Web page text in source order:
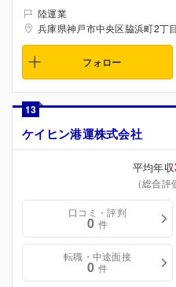
陸運業
兵庫県神戸市中央区脇浜町2丁
フォロー
13
ケイヒン港運株式会社
平均年収
（総合
口コミ・評判
0 件
転職・中途面接
0 件